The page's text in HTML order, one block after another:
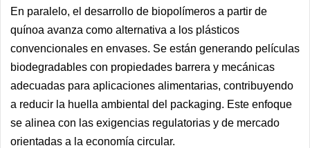
En paralelo, el desarrollo de biopolímeros a partir de
quínoa avanza como alternativa a los plásticos
convencionales en envases. Se están generando películas
biodegradables con propiedades barrera y mecánicas
adecuadas para aplicaciones alimentarias, contribuyendo
a reducir la huella ambiental del packaging. Este enfoque
se alinea con las exigencias regulatorias y de mercado
orientadas a la economía circular.